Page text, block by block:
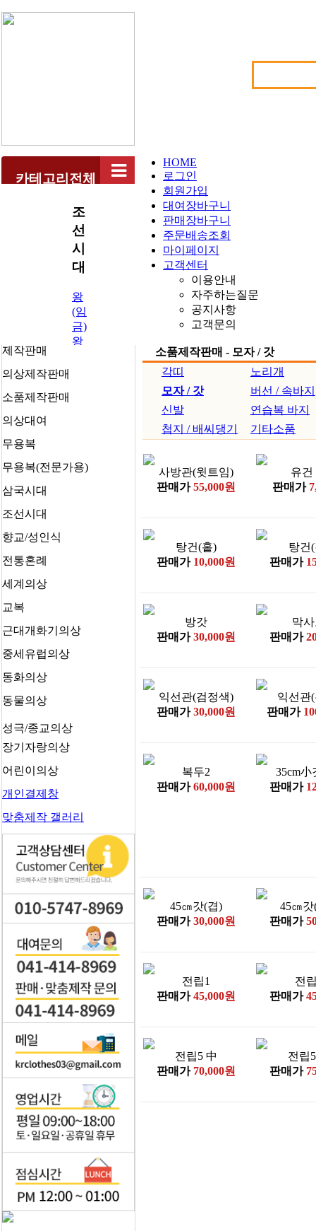
카테고리전체
무
용
복
부
춤
화
무
꼭
각
시
탈
선
무
살
무
용
복
(전
국
시
대
왕 /
왕
비
조
선
시
대
왕
(임
금)
왕
무
관
무
사
꾼
인
의
관 /
의
녀
반
(쾌
자)
양
반
(도
포)
양
반
(남
장
여
자)
감 /
놀
부
복
중
향
전
통
HOME
로그인
회원가입
대여장바구니
판매장바구니
주문배송조회
마이페이지
고객센터
이용안내
자주하는질문
공지사항
고객문의
제작판매
의상제작판매
소품제작판매
의상대여
무용복
무용복(전문가용)
삼국시대
조선시대
향교/성인식
전통혼례
세계의상
교복
근대개화기의상
중세유럽의상
동화의상
동물의상
성극/종교의상
장기자랑의상
어린이의상
개인결제창
맞춤제작 갤러리
소품제작판매 - 모자 / 갓
각띠
노리개
모자 / 갓
버선 / 속바지
신발
연습복 바지
첩지 / 배씨댕기
기타소품
사방관(윗트임)
판매가55,000원
유건
판매가
탕건(홑)
판매가 10,000원
탕건
판매가
방갓
판매가30,000원
막
판매가
익선관(검정색)
판매가30,000원
익선관
판매가
복두2
판매가60,000원
35cm小
판매가
45㎝갓(겹)
판매가30,000원
45㎝
판매가
전립1
판매가45,000원
전
판매가
전립5 中
판매가 70,000원
전립
판매가